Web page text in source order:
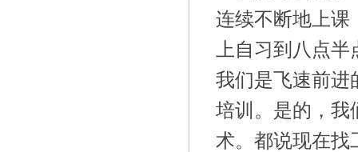
连续不断地上课
上自习到八点
我们是飞速前进
培训。是的，我
术。都说现在找